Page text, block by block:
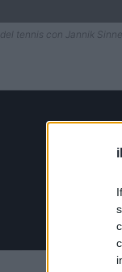
tennis con Jannik